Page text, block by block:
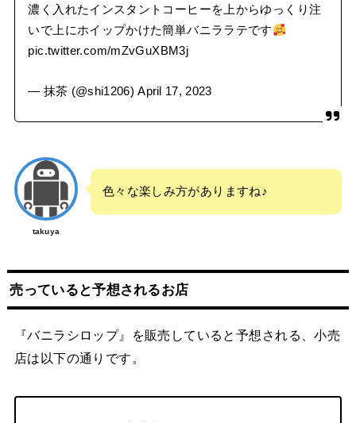
濃く入れたインスタントコーヒーを上からゆっくり注
いで上にホイップかけた簡単バニララテです
pic.twitter.com/mZvGuXBM3j
— 抹茶 (@shi1206)April 17, 2023
takuya
色々な楽しみ方がありますね♪
売っていると予想されるお店
『バニラシロップ』を販売していると予想される、小売
店は以下の通りです。